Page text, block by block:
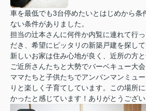
車を最低でも3台停めたいとはじめから条
ない条件がありました。
担当の辻本さんに何件か内覧に連れて行
だき、希望にピッタリの新築戸建を探して
新しいお家は住み心地が良く、近所の方と
ご近所さんたちと大勢でバーベキュー大
ママたちと子供たちでアンパンマンミュ
りと楽しく子育てしています。この場所
かったと感じています！ありがとうござい